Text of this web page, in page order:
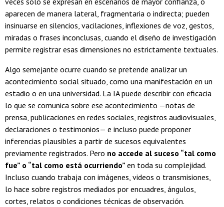
aparecen de manera lateral, fragmentaria o indirecta; pueden
insinuarse en silencios, vacilaciones, inflexiones de voz, gestos,
miradas o frases inconclusas, cuando el diseño de investigación
permite registrar esas dimensiones no estrictamente textuales.
Algo semejante ocurre cuando se pretende analizar un
acontecimiento social situado, como una manifestación en un
estadio o en una universidad. La IA puede describir con eficacia
lo que se comunica sobre ese acontecimiento —notas de
prensa, publicaciones en redes sociales, registros audiovisuales,
declaraciones o testimonios— e incluso puede proponer
inferencias plausibles a partir de sucesos equivalentes
previamente registrados. Pero no accede al suceso “tal como
fue” o “tal como está ocurriendo” en toda su complejidad.
Incluso cuando trabaja con imágenes, videos o transmisiones,
lo hace sobre registros mediados por encuadres, ángulos,
cortes, relatos o condiciones técnicas de observación.